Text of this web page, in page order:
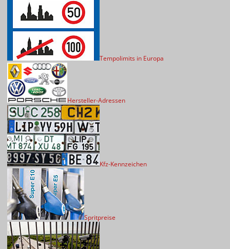
Tempolimits in Europa
Hersteller-Adressen
Kfz-Kennzeichen
Spritpreise